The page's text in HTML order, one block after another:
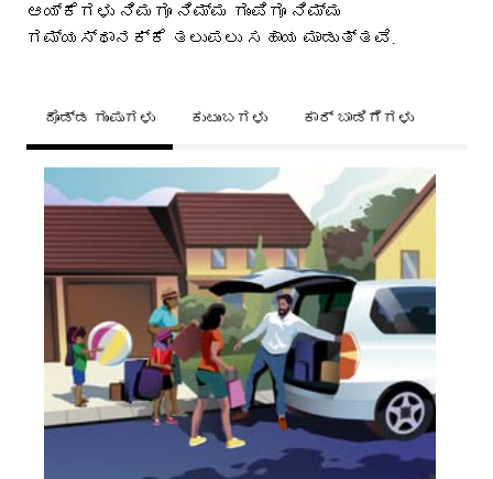
ಆಯ್ಕೆಗಳು ನಿಮಗೂ ನಿಮ್ಮ ಗುಂಪಿಗೂ ನಿಮ್ಮ
ಗಮ್ಯಸ್ಥಾನಕ್ಕೆ ತಲುಪಲು ಸಹಾಯ ಮಾಡುತ್ತವೆ.
ದೊಡ್ಡ ಗುಂಪುಗಳು ಕುಟುಂಬಗಳು ಕಾರ್ ಬಾಡಿಗೆಗಳು